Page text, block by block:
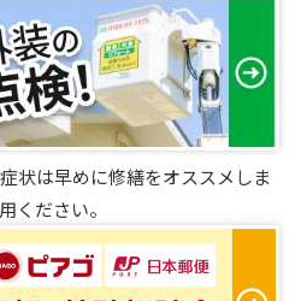
状は早めに修繕をオススメしま
ください。